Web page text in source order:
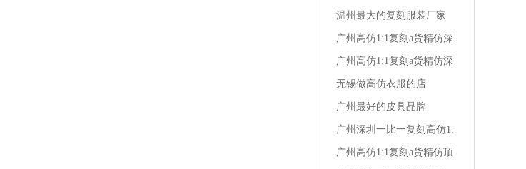
装
精仿深圳复刻广州风尚牛仔
大牌男装
温州最大的复刻服装厂家
广州高仿1:1复刻a货精仿深
圳顶级一比一株洲经典保罗
男装店
广州高仿1:1复刻a货精仿深
圳一比一野牦牛潮流男装
无锡做高仿衣服的店
广州最好的皮具品牌
广州深圳一比一复刻高仿1:
1a货精仿夏季男装 t恤潮流
广州高仿1:1复刻a货精仿顶